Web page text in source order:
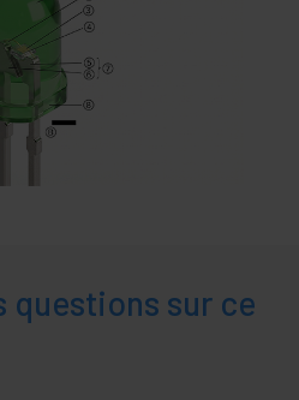
questions sur ce